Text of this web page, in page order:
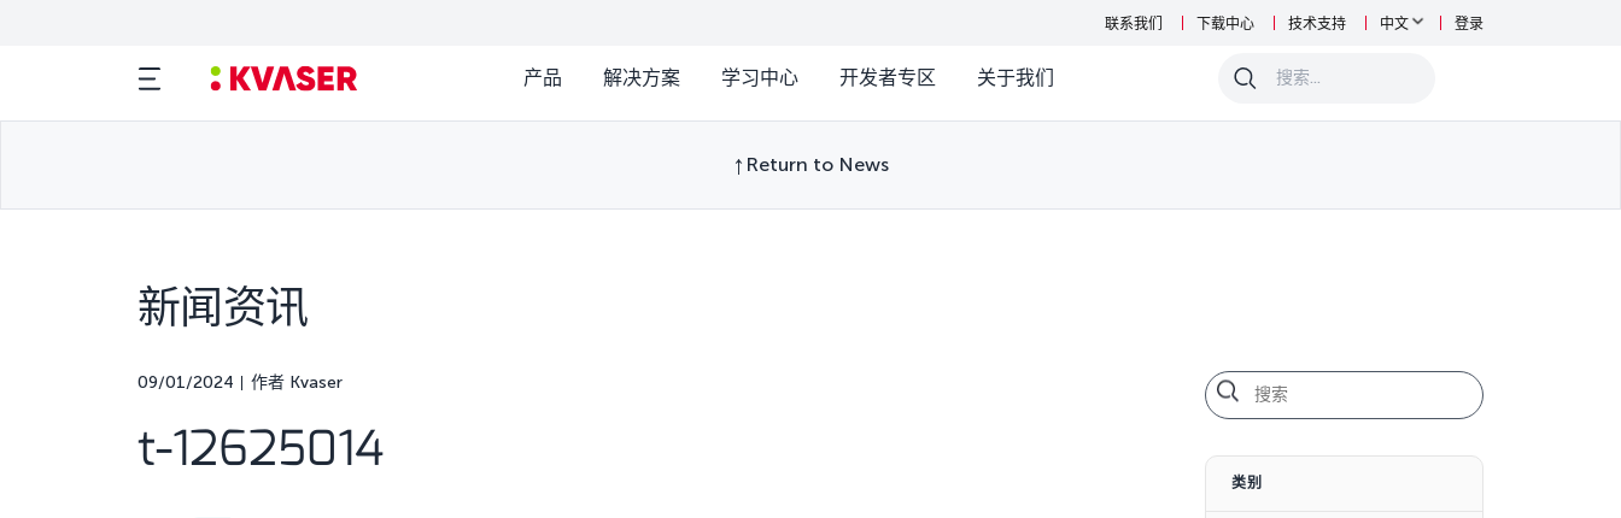
联系我们 下载中心 技术支持 中文 登录
产品 解决方案 学习中心 开发者专区 关于我们 0
Return to News
新闻资讯
09/01/2024 作者 Kvaser
t-12625014 类别